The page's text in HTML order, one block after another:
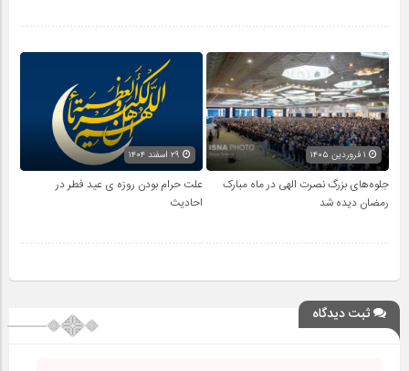
جلوه‌های بزرگ نصرت الهی در ماه مبارک
رمضان دیده شد
علت حرام بودن روزه ی عید فطر در
احادیث
ثبت دیدگاه